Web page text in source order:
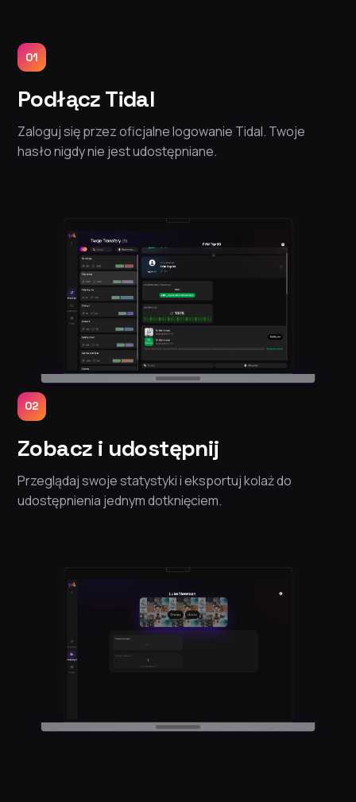
01
Podłącz Tidal
Zaloguj się przez oficjalne logowanie Tidal. Twoje
hasło nigdy nie jest udostępniane.
02
Zobacz i udostępnij
Przeglądaj swoje statystyki i eksportuj kolaż do
udostępnienia jednym dotknięciem.